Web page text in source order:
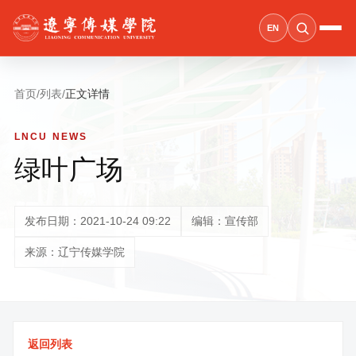
EN
首页/列表/正文详情
LNCU NEWS
绿叶广场
发布日期：2021-10-24 09:22 编辑：宣传部
来源：辽宁传媒学院
返回列表